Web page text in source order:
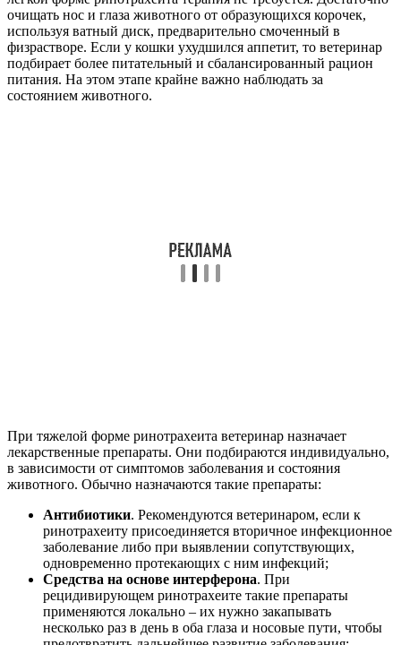
очищать нос и глаза животного от образующихся корочек,
используя ватный диск, предварительно смоченный в
физрастворе. Если у кошки ухудшился аппетит, то ветеринар
подбирает более питательный и сбалансированный рацион
питания. На этом этапе крайне важно наблюдать за
состоянием животного.
При тяжелой форме ринотрахеита ветеринар назначает
лекарственные препараты. Они подбираются индивидуально,
в зависимости от симптомов заболевания и состояния
животного. Обычно назначаются такие препараты:
Антибиотики. Рекомендуются ветеринаром, если к
ринотрахеиту присоединяется вторичное инфекционное
заболевание либо при выявлении сопутствующих,
одновременно протекающих с ним инфекций;
Средства на основе интерферона. При
рецидивирующем ринотрахеите такие препараты
применяются локально – их нужно закапывать
несколько раз в день в оба глаза и носовые пути, чтобы